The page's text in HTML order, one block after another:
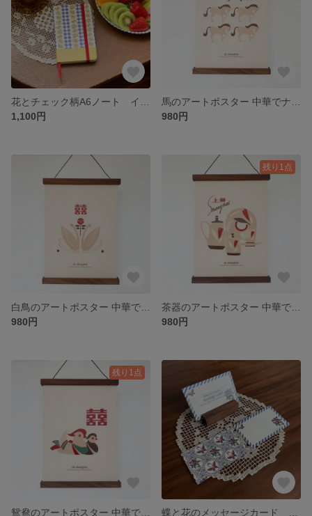
1,100円
980円
980円
残り1点
980円
残り1点